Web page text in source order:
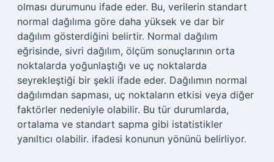
olması durumunu ifade eder. Bu, verilerin standart
normal dağılıma göre daha yüksek ve dar bir
dağılım gösterdiğini belirtir. Normal dağılım
eğrisinde, sivri dağılım, ölçüm sonuçlarının orta
noktalarda yoğunlaştığı ve uç noktalarda
seyrekleştiği bir şekli ifade eder. Dağılımın normal
dağılımdan sapması, uç noktaların etkisi veya diğer
faktörler nedeniyle olabilir. Bu tür durumlarda,
ortalama ve standart sapma gibi istatistikler
yanıltıcı olabilir. ifadesi konunun yönünü belirliyor.